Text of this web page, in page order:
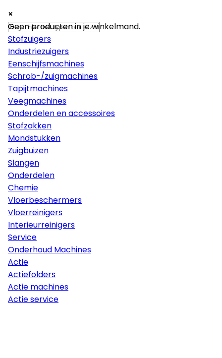
×
Machines
Stofzuigers
Industriezuigers
Eenschijfsmachines
Schrob-/zuigmachines
Tapijtmachines
Veegmachines
Onderdelen en accessoires
Stofzakken
Mondstukken
Zuigbuizen
Slangen
Onderdelen
Chemie
Vloerbeschermers
Vloerreinigers
Interieurreinigers
Service
Onderhoud Machines
Actie
Actiefolders
Actie machines
Actie service
×
×
Geen producten in je winkelmand.